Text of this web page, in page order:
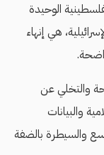
الوحيدة
هي إنهاء
والتخلي عن
والبيانات
والسيطرة بالضفة